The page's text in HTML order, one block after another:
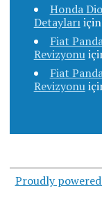
Honda
Detaylarıiçin
Fiat
Revizyonu
Fiat
Revizyonu
Proudly